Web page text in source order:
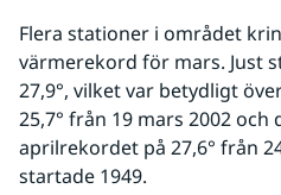
Flera stationer i området
värmerekord för mars. Just
27,9°, vilket var betydligt
25,7° från 19 mars 2002
aprilrekordet på 27,6° från
startade 1949.